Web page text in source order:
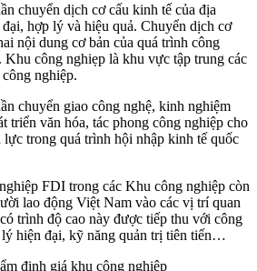
chuyển dịch cơ cấu kinh tế của địa
hợp lý và hiệu quả. Chuyển dịch cơ
nội dung cơ bản của quá trình công
Khu công nghiẹp là khu vực tập trung các
nghiệp.
chuyển giao công nghệ, kinh nghiệm
triển văn hóa, tác phong công nghiệp cho
lực trong quá trình hội nhập kinh tế quốc
FDI trong các Khu công nghiệp còn
lao động Việt Nam vào các vị trí quan
trình độ cao này được tiếp thu với công
hiện đại, kỹ năng quản trị tiên tiến…